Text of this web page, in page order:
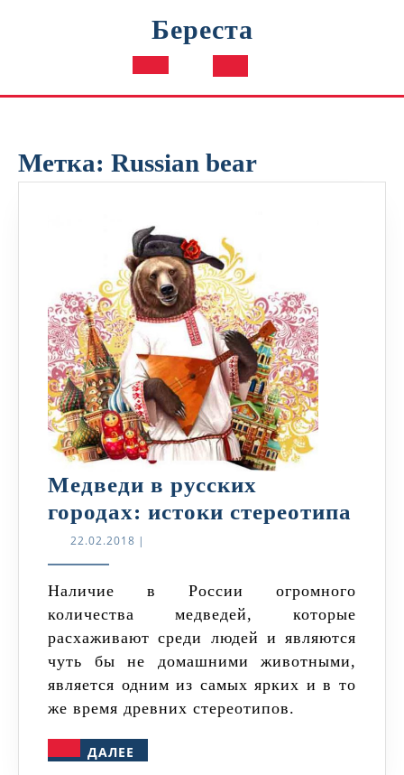
Береста
Кнопка
Метка: Russian bear
Медведи в русских
городах: истоки стереотипа
22.02.2018 22.02.2018
|
Наличие в России огромного
количества медведей, которые
расхаживают среди людей и являются
чуть бы не домашними животными,
является одним из самых ярких и в то
же время древних стереотипов.
ДАЛЕЕ